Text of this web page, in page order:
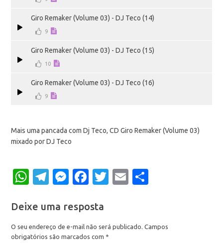
Giro Remaker (Volume 03) - DJ Teco (14)
9
Giro Remaker (Volume 03) - DJ Teco (15)
10
Giro Remaker (Volume 03) - DJ Teco (16)
9
Mais uma pancada com Dj Teco, CD Giro Remaker (Volume 03)
mixado por DJ Teco
WhatsApp
Telegram
Messenger
Facebook
Twitter
Email
Deixe uma resposta
O seu endereço de e-mail não será publicado. Campos
obrigatórios são marcados com *